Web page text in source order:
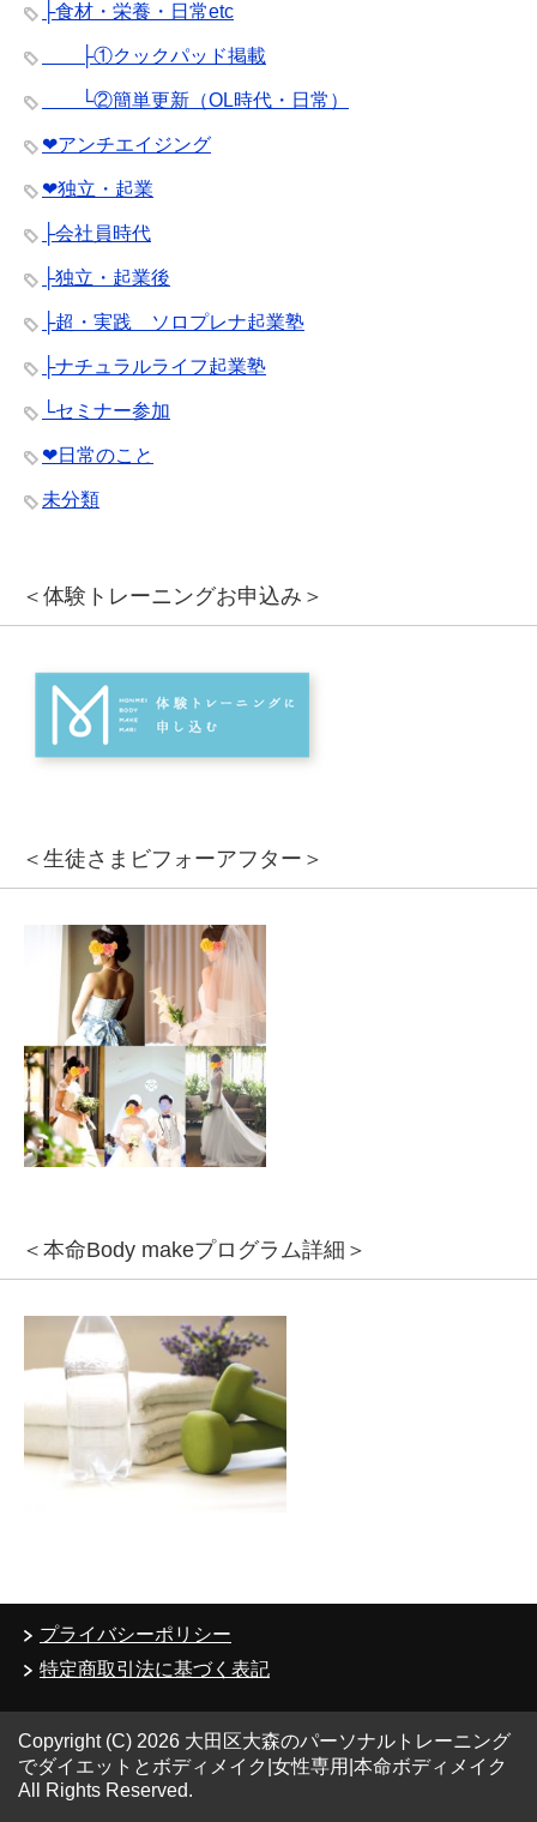
├食材・栄養・日常etc
├①クックパッド掲載
└②簡単更新（OL時代・日常）
❤︎アンチエイジング
❤︎独立・起業
├会社員時代
├独立・起業後
├超・実践 ソロプレナ起業塾
├ナチュラルライフ起業塾
└セミナー参加
❤︎日常のこと
未分類
＜体験トレーニングお申込み＞
＜生徒さまビフォーアフター＞
＜本命Body makeプログラム詳細＞
プライバシーポリシー
特定商取引法に基づく表記
Copyright (C) 2026 大田区大森のパーソナルトレーニング
でダイエットとボディメイク|女性専用|本命ボディメイク
All Rights Reserved.